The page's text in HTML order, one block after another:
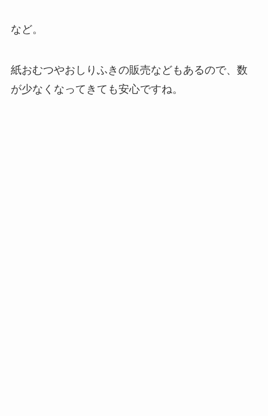
など。
紙おむつやおしりふきの販売などもあるので、数
が少なくなってきても安心ですね。